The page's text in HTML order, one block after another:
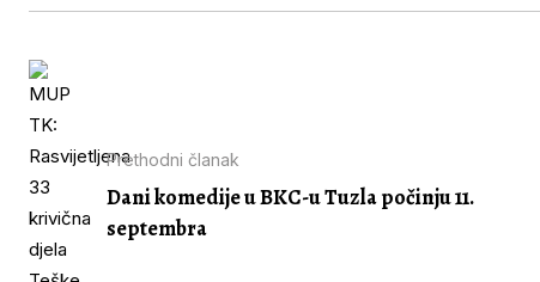
Prethodni članak
Dani komedije u BKC-u Tuzla počinju 11.
septembra